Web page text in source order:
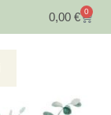
0,00 € 0